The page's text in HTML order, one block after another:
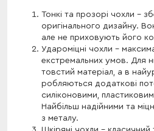
Тонкі та прозорі чохли –
оригінального дизайну.
але не приховують його
Удароміцні чохли –
екстремальних умов. Для
товстий матеріал, а в
робляються додаткові
силіконовими,
Найбільш надійними та
з металу.